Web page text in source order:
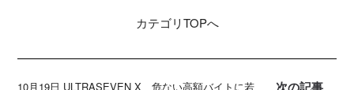
カテゴリTOPへ
10月19日 ULTRASEVEN X 危ない高額バイトに若